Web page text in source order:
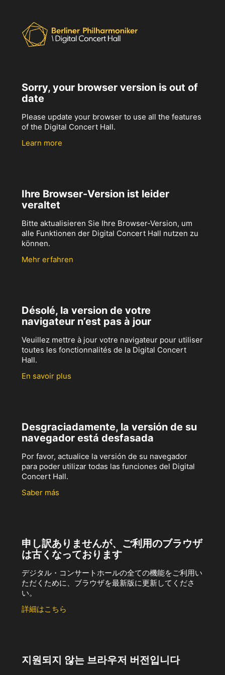
Sorry, your browser version is out of
date
Please update your browser to use all the features
of the Digital Concert Hall.
Learn more
Ihre Browser-Version ist leider
veraltet
Bitte aktualisieren Sie Ihre Browser-Version, um
alle Funktionen der Digital Concert Hall nutzen zu
können.
Mehr erfahren
Désolé, la version de votre
navigateur n’est pas à jour
Veuillez mettre à jour votre navigateur pour utiliser
toutes les fonctionnalités de la Digital Concert
Hall.
En savoir plus
Desgraciadamente, la versión de su
navegador está desfasada
Por favor, actualice la versión de su navegador
para poder utilizar todas las funciones del Digital
Concert Hall.
Saber más
申し訳ありませんが、ご利用のブラウザ
は古くなっております
デジタル・コンサートホールの全ての機能をご利用い
ただくために、ブラウザを最新版に更新してくださ
い。
詳細はこちら
지원되지 않는 브라우저 버전입니다